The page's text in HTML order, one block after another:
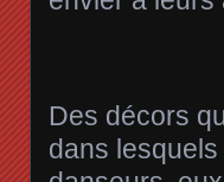
Des décors
dans